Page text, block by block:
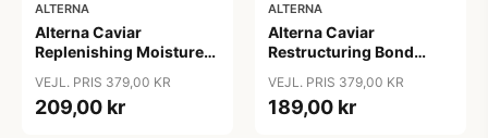
ALTERNA
Alterna Caviar
Replenishing Moisture
VEJL. PRIS 379,00 KR
209,00 kr
ALTERNA
Alterna Caviar
Restructuring Bond
VEJL. PRIS 379,00 KR
189,00 kr